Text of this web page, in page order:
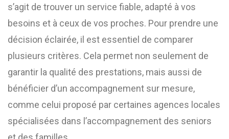
s’agit de trouver un service fiable, adapté à vos
besoins et à ceux de vos proches. Pour prendre une
décision éclairée, il est essentiel de comparer
plusieurs critères. Cela permet non seulement de
garantir la qualité des prestations, mais aussi de
bénéficier d’un accompagnement sur mesure,
comme celui proposé par certaines agences locales
spécialisées dans l’accompagnement des seniors